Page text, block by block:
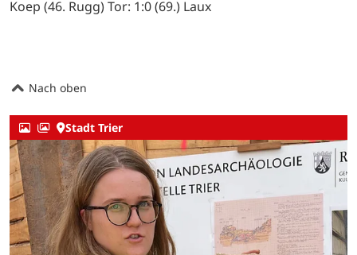
Koep (46. Rugg) Tor: 1:0 (69.) Laux
Nach oben
Stadt Trier